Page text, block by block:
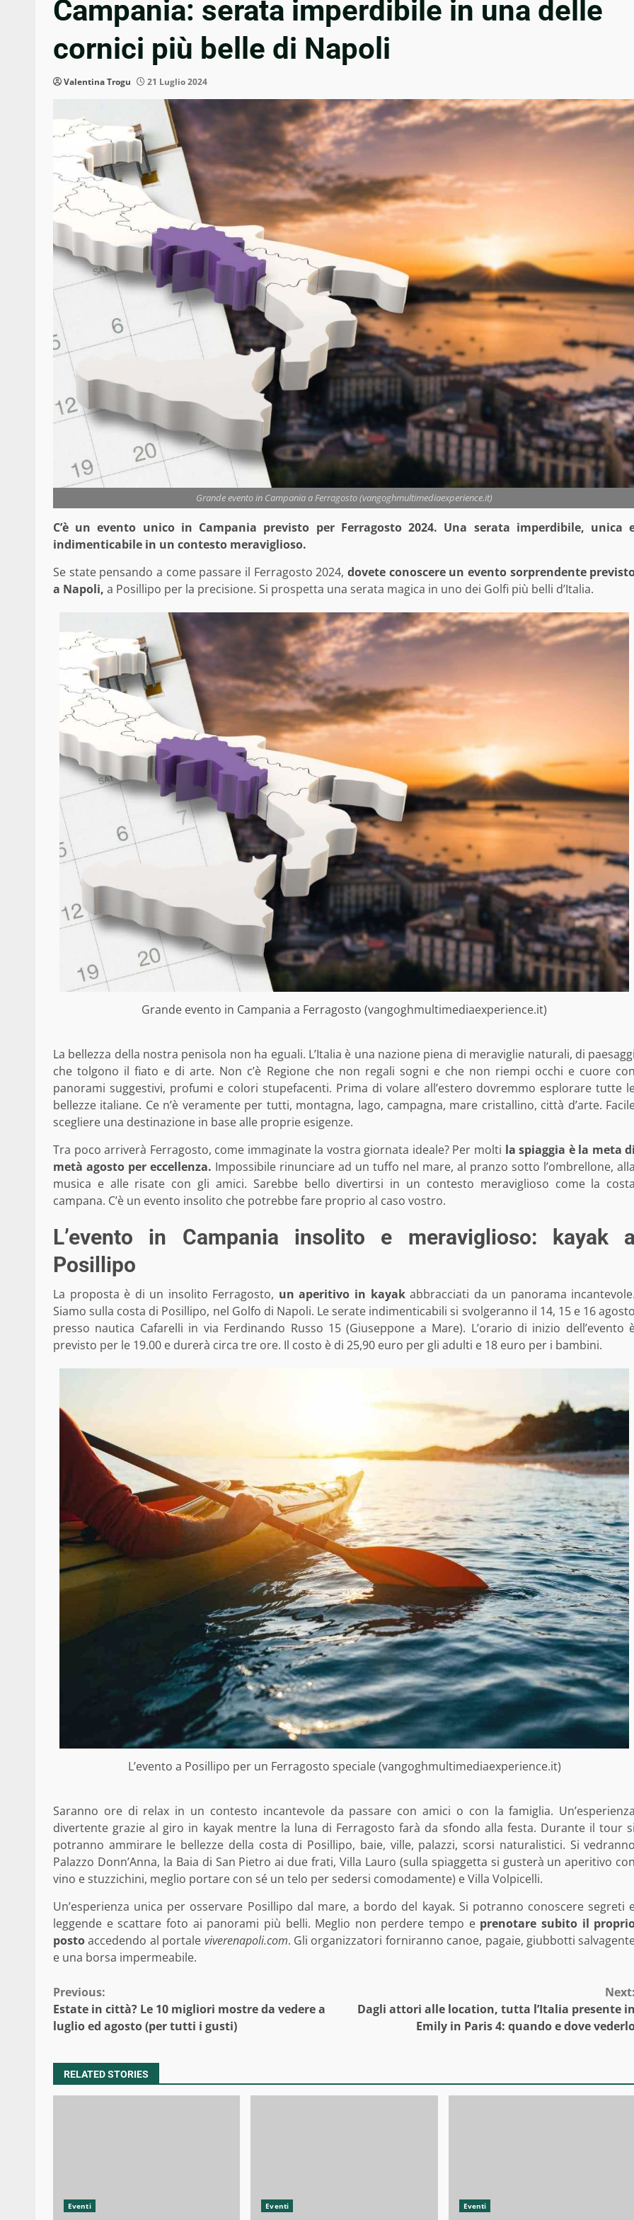
Campania: serata imperdibile in una delle
cornici più belle di Napoli
Valentina Trogu 21 Luglio 2024
Grande evento in Campania a Ferragosto (vangoghmultimediaexperience.it)
C’è un evento unico in Campania previsto per Ferragosto 2024. Una serata imperdibile, unica
indimenticabile in un contesto meraviglioso.
Se state pensando a come passare il Ferragosto 2024, dovete conoscere un evento sorprendente
a Napoli, a Posillipo per la precisione. Si prospetta una serata magica in uno dei Golfi più belli d’Italia.
Grande evento in Campania a Ferragosto (vangoghmultimediaexperience.it)
La bellezza della nostra penisola non ha eguali. L’Italia è una nazione piena di meraviglie naturali, di
che tolgono il fiato e di arte. Non c’è Regione che non regali sogni e che non riempi occhi e cuore
panorami suggestivi, profumi e colori stupefacenti. Prima di volare all’estero dovremmo esplorare tutte
bellezze italiane. Ce n’è veramente per tutti, montagna, lago, campagna, mare cristallino, città d’arte.
scegliere una destinazione in base alle proprie esigenze.
Tra poco arriverà Ferragosto, come immaginate la vostra giornata ideale? Per molti la spiaggia è la meta
metà agosto per eccellenza. Impossibile rinunciare ad un tuffo nel mare, al pranzo sotto l’ombrellone,
musica e alle risate con gli amici. Sarebbe bello divertirsi in un contesto meraviglioso come la
campana. C’è un evento insolito che potrebbe fare proprio al caso vostro.
L’evento in Campania insolito e meraviglioso: kayak
Posillipo
La proposta è di un insolito Ferragosto, un aperitivo in kayakabbracciati da un panorama
Siamo sulla costa di Posillipo, nel Golfo di Napoli. Le serate indimenticabili si svolgeranno il 14, 15 e 16
presso nautica Cafarelli in via Ferdinando Russo 15 (Giuseppone a Mare). L’orario di inizio dell’evento
previsto per le 19.00 e durerà circa tre ore. Il costo è di 25,90 euro per gli adulti e 18 euro per i bambini.
L’evento a Posillipo per un Ferragosto speciale (vangoghmultimediaexperience.it)
Saranno ore di relax in un contesto incantevole da passare con amici o con la famiglia.
divertente grazie al giro in kayak mentre la luna di Ferragosto farà da sfondo alla festa. Durante il tour
potranno ammirare le bellezze della costa di Posillipo, baie, ville, palazzi, scorsi naturalistici. Si
Palazzo Donn’Anna, la Baia di San Pietro ai due frati, Villa Lauro (sulla spiaggetta si gusterà un aperitivo
vino e stuzzichini, meglio portare con sé un telo per sedersi comodamente) e Villa Volpicelli.
Un’esperienza unica per osservare Posillipo dal mare, a bordo del kayak. Si potranno conoscere segreti
leggende e scattare foto ai panorami più belli. Meglio non perdere tempo eprenotare subito il
postoaccedendo al portale viverenapoli.com. Gli organizzatori forniranno canoe, pagaie, giubbotti
e una borsa impermeabile.
Continue
Reading
Previous:
Estate in città? Le 10 migliori mostre da vedere a
luglio ed agosto (per tutti i gusti)
Dagli attori alle location, tutta l’Italia presente
Emily in Paris 4: quando e dove
RELATED STORIES
Eventi Eventi Eventi